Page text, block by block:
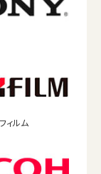
ィルム